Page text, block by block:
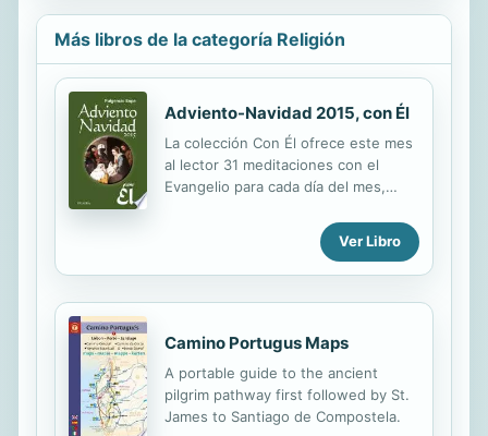
Más libros de la categoría Religión
Adviento-Navidad 2015, con Él
La colección Con Él ofrece este mes
al lector 31 meditaciones con el
Evangelio para cada día del mes,
Adviento al 7º día de la Octava de
Navidad, (1 de diciembre al 31 de
diciembre), acompañadas del
recomendadas por la Iglesia. Con el
la Segunda Persona de la Trinidad,
Dios entra en la historia. Quiere vivir
con el hombre, compartir con él sus
Ver Libro
Camino Portugus Maps
A portable guide to the ancient
pilgrim pathway first followed by St.
James to Santiago de Compostela.